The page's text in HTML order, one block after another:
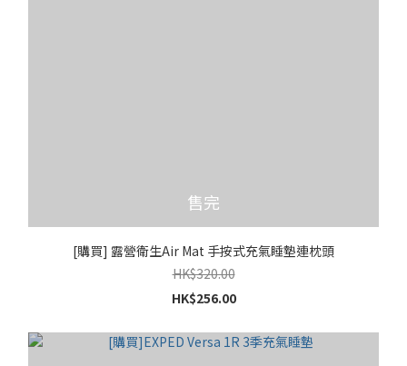
售完
[購買] 露營衛生Air Mat 手按式充氣睡墊連枕頭
HK$320.00
HK$256.00